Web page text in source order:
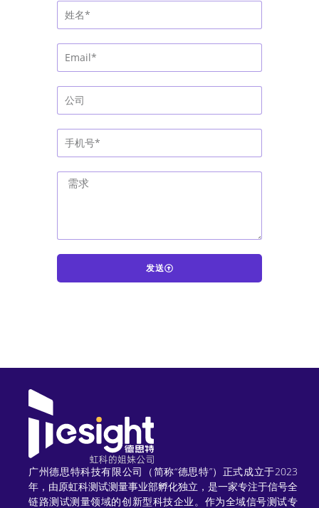
发送
e
a
t
i
广州德思特科技有限公司（简称“德思特”）正式成立于2023
年，由原虹科测试测量事业部孵化独立，是一家专注于信号全
链路测试测量领域的创新型科技企业。作为全域信号测试专